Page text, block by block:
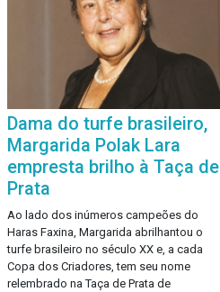
Dama do turfe brasileiro,
Margarida Polak Lara
empresta brilho à Taça de
Prata
Ao lado dos inúmeros campeões do
Haras Faxina, Margarida abrilhantou o
turfe brasileiro no século XX e, a cada
Copa dos Criadores, tem seu nome
relembrado na Taça de Prata de